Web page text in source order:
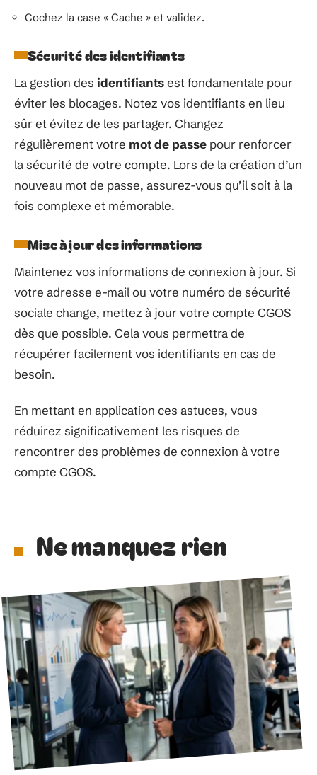
Cochez la case « Cache » et validez.
Sécurité des identifiants
La gestion des identifiantsest fondamentale pour
éviter les blocages. Notez vos identifiants en lieu
sûr et évitez de les partager. Changez
régulièrement votre mot de passe pour renforcer
la sécurité de votre compte. Lors de la création d’un
nouveau mot de passe, assurez-vous qu’il soit à la
fois complexe et mémorable.
Mise à jour des informations
Maintenez vos informations de connexion à jour. Si
votre adresse e-mail ou votre numéro de sécurité
sociale change, mettez à jour votre compte CGOS
dès que possible. Cela vous permettra de
récupérer facilement vos identifiants en cas de
besoin.
En mettant en application ces astuces, vous
réduirez significativement les risques de
rencontrer des problèmes de connexion à votre
compte CGOS.
Ne manquez rien